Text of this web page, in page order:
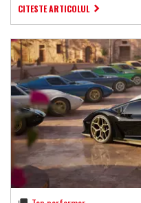
CITESTE ARTICOLUL